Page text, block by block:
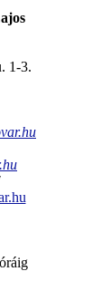
1-3.